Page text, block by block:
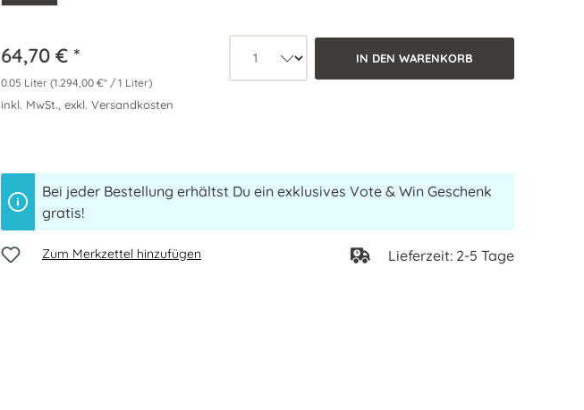
64,70 € *
0.05 Liter (1.294,00 €* / 1 Liter)
inkl. MwSt., exkl. Versandkosten
Produkt Anzahl: Wähle die
IN DEN WARENKORB
Bei jeder Bestellung erhältst Du ein exklusives Vote & Win Geschenk
gratis!
Zum Merkzettel hinzufügen Lieferzeit: 2-5 Tage